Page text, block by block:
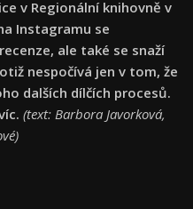
v Regionální knihovně v
Instagramu se
ale také se snaží
nespočívá jen v tom, že
dalších dílčích procesů.
(text: Barbora Javorková,